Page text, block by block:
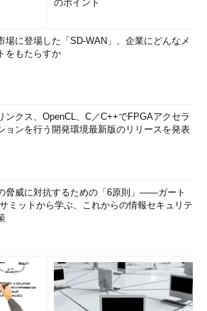
のポイント
場に登場した「SD-WAN」、企業にどんなメ
をもたらすか
ンクス、OpenCL、C／C++でFPGAアクセラ
ョンを行う開発環境最新版のリリースを発表
脅威に対抗するための「6原則」――ガート
ミットから学ぶ、これからの情報セキュリテ